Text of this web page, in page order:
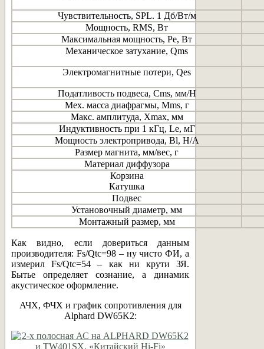
Чувствительность, SPL. 1 Дб/Вт/м
Мощность, RMS, Вт
Максимальная мощность, Pe, Вт
Механическое затухание, Qms
Электромагнитные потери, Qes
Податливость подвеса, Cms, мм/Н
Мех. масса диафрагмы, Mms, г
Макс. амплитуда, Xmax, мм
Индуктивность при 1 кГц, Le, мГ
Мощность электропривода, Bl, Н/А
Размер магнита, мм/вес, г
Материал диффузора
Корзина
Катушка
Подвес
Установочный диаметр, мм
Монтажный размер, мм
Как видно, если довериться данным
производителя: Fs/Qtc=98 – ну чисто ФИ, а
измерил Fs/Qtc=54 – как ни крути ЗЯ.
Бытье определяет сознание, а динамик
акустическое оформление.
АЧХ, ФЧХ и график сопротивления для
Alphard DW65K2: